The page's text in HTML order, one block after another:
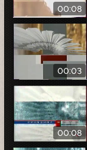
00:08
00:03
00:08